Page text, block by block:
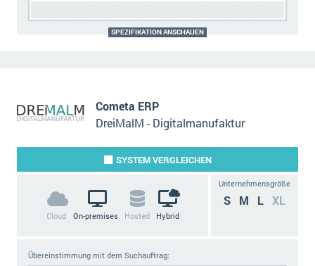
SPEZIFIKATION ANSCHAUEN
Cometa ERP
DreiMalM - Digitalmanufaktur
SYSTEMVERGLEICHEN
Cloud On-premises Hosted Hybrid
Unternehmensgröße
S M L XL
Übereinstimmung mit dem Suchauftrag: